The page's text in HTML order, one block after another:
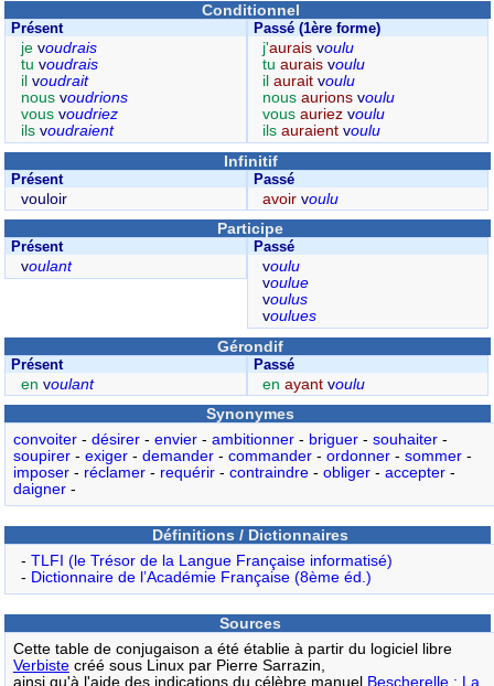
Conditionnel
Présent
je voudrais
tu voudrais
il voudrait
nous voudrions
vous voudriez
ils voudraient
Passé (1ère forme)
j'aurais voulu
tuaurais voulu
ilaurait voulu
nousaurions voulu
vousauriez voulu
ilsauraient voulu
Infinitif
Présent
vouloir
Passé
avoir voulu
Participe
Présent
voulant
Passé
voulu
voulue
voulus
voulues
Gérondif
Présent
en voulant
Passé
enayant voulu
Synonymes
convoiter- désirer- envier- ambitionner- briguer- souhaiter-
soupirer- exiger- demander- commander- ordonner- sommer-
imposer- réclamer- requérir- contraindre- obliger- accepter-
daigner-
Définitions / Dictionnaires
- TLFI (le Trésor de la Langue Française informatisé)
- Dictionnaire de l’Académie Française (8ème éd.)
Sources
Cette table de conjugaison a été établie à partir du logiciel libre
Verbistecréé sous Linux par Pierre Sarrazin,
ainsi qu'à l'aide des indications du célèbre manuel Bescherelle : La